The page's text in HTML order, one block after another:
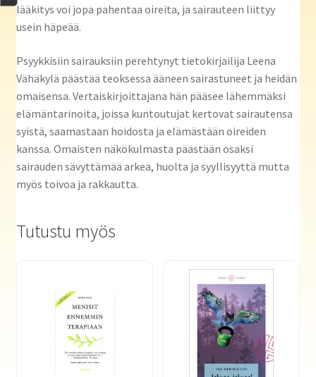
lääkitys voi jopa pahentaa oireita, ja sairauteen liittyy
usein häpeää.
Psyykkisiin sairauksiin perehtynyt tietokirjailija Leena
Vähäkylä päästää teoksessa ääneen sairastuneet ja heidän
omaisensa. Vertaiskirjoittajana hän pääsee lähemmäksi
elämäntarinoita, joissa kuntoutujat kertovat sairautensa
syistä, saamastaan hoidosta ja elämästään oireiden
kanssa. Omaisten näkökulmasta päästään osaksi
sairauden sävyttämää arkea, huolta ja syyllisyyttä mutta
myös toivoa ja rakkautta.
Tutustu myös